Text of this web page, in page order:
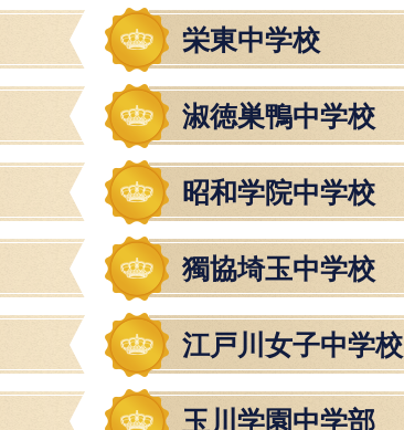
栄東中学校
淑徳巣鴨中学校
昭和学院中学校
獨協埼玉中学校
江戸川女子中学校
玉川学園中学部